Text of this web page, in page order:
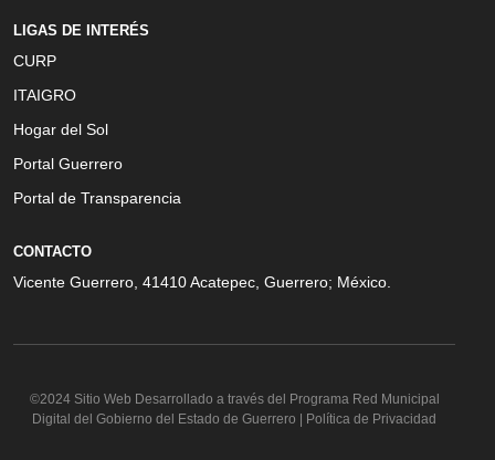
LIGAS DE INTERÉS
CURP
ITAIGRO
Hogar del Sol
Portal Guerrero
Portal de Transparencia
CONTACTO
Vicente Guerrero, 41410 Acatepec, Guerrero; México.
©2024 Sitio Web Desarrollado a través del Programa Red Municipal
Digital del Gobierno del Estado de Guerrero | Política de Privacidad